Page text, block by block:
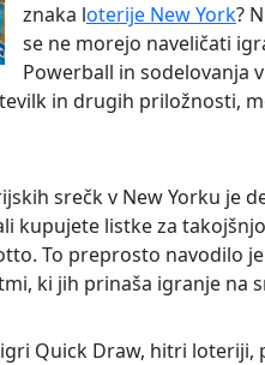
znaka loterije New York?
se ne morejo naveličati
Powerball in sodelovanja
in drugih priložnosti,
srečk v New Yorku je
kupujete listke za
To preprosto navodilo
ki jih prinaša igranje na
Quick Draw, hitri